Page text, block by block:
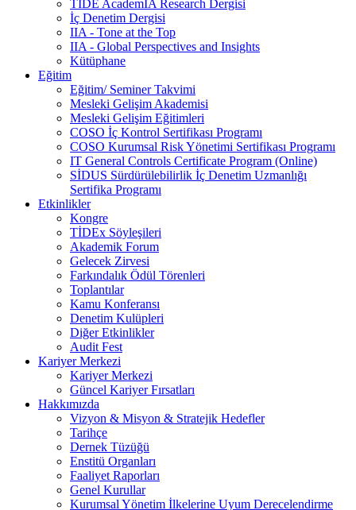
TİDE AcademIA Research Dergisi
İç Denetim Dergisi
IIA - Tone at the Top
IIA - Global Perspectives and Insights
Kütüphane
Eğitim
Eğitim/ Seminer Takvimi
Mesleki Gelişim Akademisi
Mesleki Gelişim Eğitimleri
COSO İç Kontrol Sertifikası Programı
COSO Kurumsal Risk Yönetimi Sertifikası Programı
IT General Controls Certificate Program (Online)
SİDUS Sürdürülebilirlik İç Denetim Uzmanlığı
Sertifika Programı
Etkinlikler
Kongre
TİDEx Söyleşileri
Akademik Forum
Gelecek Zirvesi
Farkındalık Ödül Törenleri
Toplantılar
Kamu Konferansı
Denetim Kulüpleri
Diğer Etkinlikler
Audit Fest
Kariyer Merkezi
Kariyer Merkezi
Güncel Kariyer Fırsatları
Hakkımızda
Vizyon & Misyon & Stratejik Hedefler
Tarihçe
Dernek Tüzüğü
Enstitü Organları
Faaliyet Raporları
Genel Kurullar
Kurumsal Yönetim İlkelerine Uyum Derecelendirme